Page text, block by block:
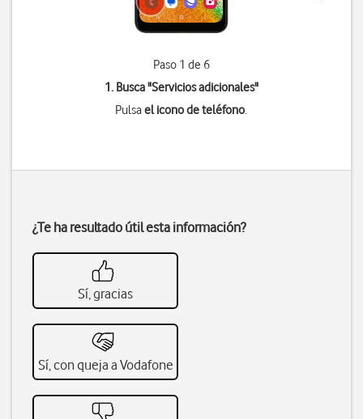
Paso 1 de 6
1. Busca "Servicios adicionales"
Pulsael icono de teléfono.
¿Te ha resultado útil esta información?
Sí, gracias
Sí, con queja a Vodafone